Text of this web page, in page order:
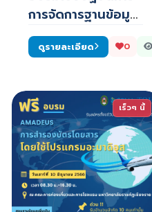
การจัดการฐานข้อมูล
สำนักงานของหน่…
ดูรายละเอียด 0
เร็วๆ นี้